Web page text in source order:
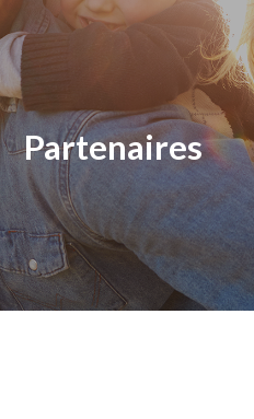
Partenaires